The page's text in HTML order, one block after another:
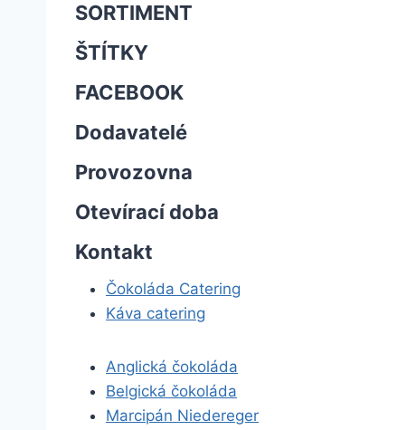
SORTIMENT
ŠTÍTKY
FACEBOOK
Dodavatelé
Provozovna
Otevírací doba
Kontakt
Čokoláda Catering
Káva catering
Anglická čokoláda
Belgická čokoláda
Marcipán Niedereger